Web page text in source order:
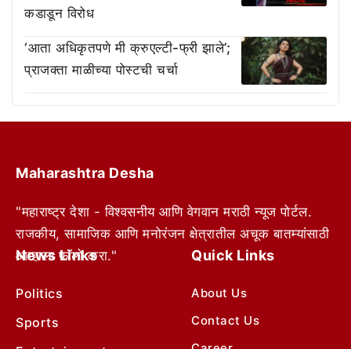
कडाडून विरोध
‘आता अधिकृतपणे मी क्रुएल्टी-फ्री झाले’;
प्राजक्ता माळीच्या पोस्टची चर्चा
Maharashtra Desha
"महाराष्ट्र देशा - विश्वसनीय आणि वेगवान मराठी न्यूज पोर्टल.
राजकीय, सामाजिक आणि मनोरंजन क्षेत्रातील अचूक बातम्यांसाठी
आम्हाला फॉलो करा."
News Links
Politics
Sports
Quick Links
About Us
Contact Us